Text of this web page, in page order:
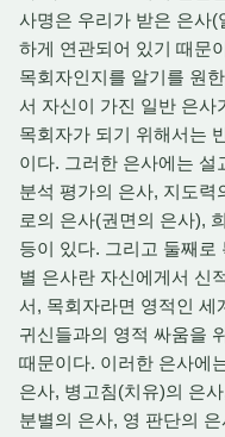
사명은 우리가 받은 은사(
하게 연관되어 있기 때문
목회자인지를 알기를 원
서 자신이 가진 일반 은사
목회자가 되기 위해서는
이다. 그러한 은사에는 설
분석 평가의 은사, 지도력
로의 은사(권면의 은사),
등이 있다. 그리고 둘째로
별 은사란 자신에게서 신
서, 목회자라면 영적인 세
귀신들과의 영적 싸움을
때문이다. 이러한 은사에
은사, 병고침(치유)의 은
분별의 은사, 영 판단의